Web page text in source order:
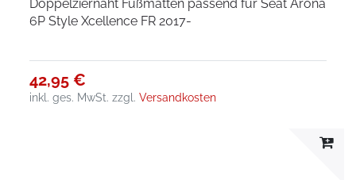
Doppelziernaht Fußmatten passend für Seat Arona
6P Style Xcellence FR 2017-
42,95 €
inkl. ges. MwSt. zzgl.Versandkosten